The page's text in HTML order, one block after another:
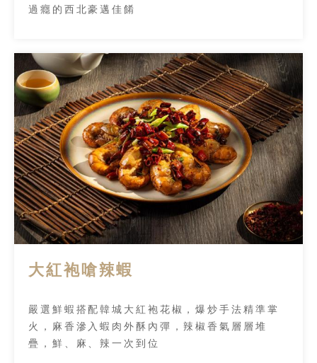
過癮的西北豪邁佳餚
大紅袍嗆辣蝦
嚴選鮮蝦搭配韓城大紅袍花椒，爆炒手法精準掌
火，麻香滲入蝦肉外酥內彈，辣椒香氣層層堆
疊，鮮、麻、辣一次到位